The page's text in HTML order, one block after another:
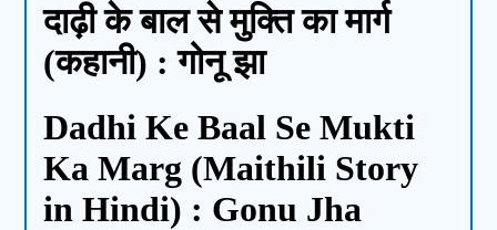
दाढ़ी के बाल से मुक्ति का मार्ग
(कहानी) : गोनू झा
Dadhi Ke Baal Se Mukti
Ka Marg (Maithili Story
in Hindi) : Gonu Jha